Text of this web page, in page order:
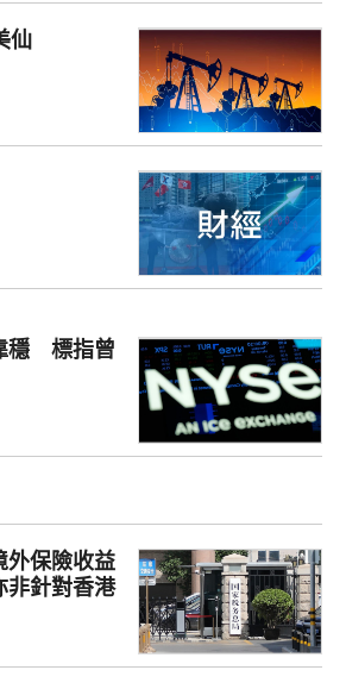
仙
穩 標指曾
外保險收益
針對香港